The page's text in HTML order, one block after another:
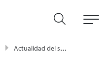
Actualidad del sector energético - Enagás